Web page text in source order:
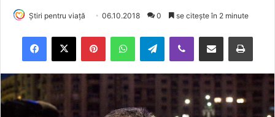
Știri pentru viață 06.10.2018 0 se citește în 2 minute
Telegram